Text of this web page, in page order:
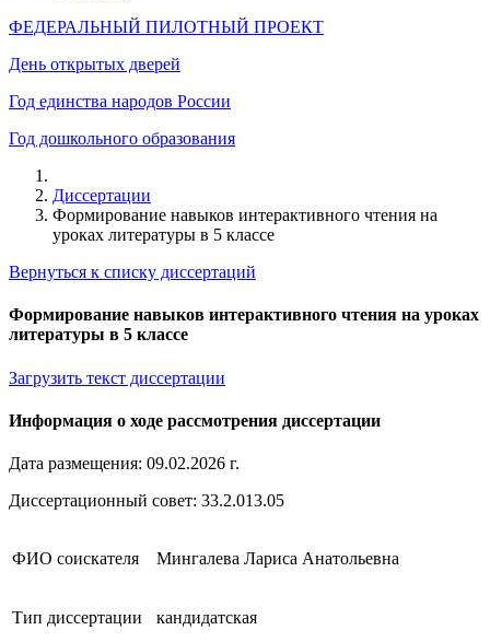
ФЕДЕРАЛЬНЫЙ ПИЛОТНЫЙ ПРОЕКТ
День открытых дверей
Год единства народов России
Год дошкольного образования
Диссертации
Формирование навыков интерактивного чтения на
уроках литературы в 5 классе
Вернуться к списку диссертаций
Формирование навыков интерактивного чтения на уроках
литературы в 5 классе
Загрузить текст диссертации
Информация о ходе рассмотрения диссертации
Дата размещения: 09.02.2026 г.
Диссертационный совет: 33.2.013.05
ФИО соискателя Мингалева Лариса Анатольевна
Тип диссертации кандидатская